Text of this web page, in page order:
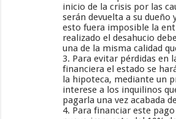
inicio de la crisis por las
serán devuelta a su dueño
esto fuera imposible la
realizado el desahucio
una de la misma calidad
3. Para evitar pérdidas en
financiera el estado se
la hipoteca, mediante un
interese a los inquilinos
pagarla una vez acabada
4. Para financiar este